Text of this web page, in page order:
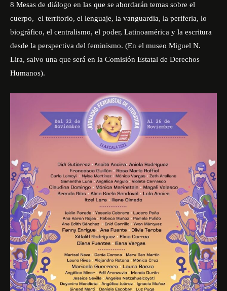
8 Mesas de diálogo en las que se abordarán temas sobre el
cuerpo, el territorio, el lenguaje, la vanguardia, la periferia, lo
biográfico, el centralismo, el poder, Latinoamérica y la escritura
desde la perspectiva del feminismo. (En el museo Miguel N.
Lira, salvo una que será en la Comisión Estatal de Derechos
Humanos).